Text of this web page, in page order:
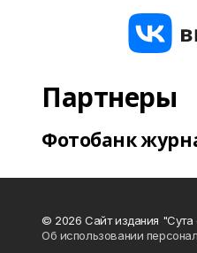
Партнеры
Фотобанк
© 2026 Сайт издания "Сута
Об использовании